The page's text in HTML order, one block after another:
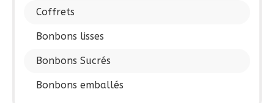
Coffrets
Bonbons lisses
Bonbons Sucrés
Bonbons emballés